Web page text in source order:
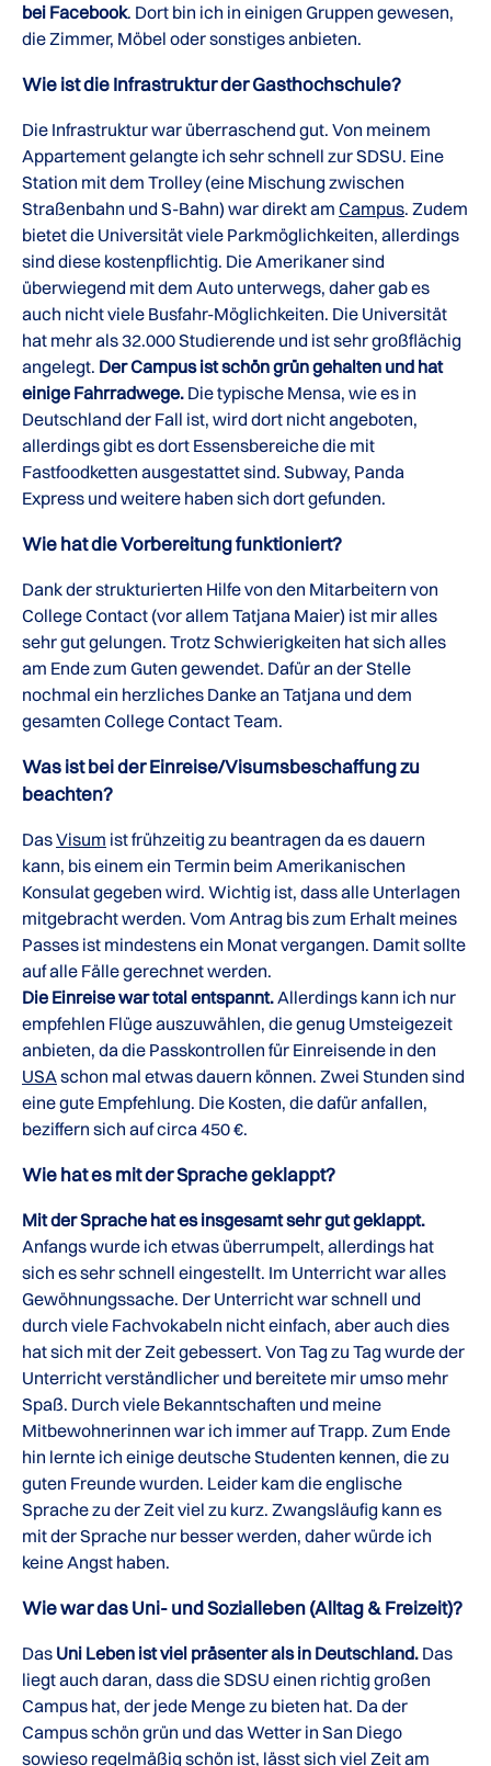
bei Facebook. Dort bin ich in einigen Gruppen gewesen,
die Zimmer, Möbel oder sonstiges anbieten.
Wie ist die Infrastruktur der Gasthochschule?
Die Infrastruktur war überraschend gut. Von meinem
Appartement gelangte ich sehr schnell zur SDSU. Eine
Station mit dem Trolley (eine Mischung zwischen
Straßenbahn und S-Bahn) war direkt am Campus. Zudem
bietet die Universität viele Parkmöglichkeiten, allerdings
sind diese kostenpflichtig. Die Amerikaner sind
überwiegend mit dem Auto unterwegs, daher gab es
auch nicht viele Busfahr-Möglichkeiten. Die Universität
hat mehr als 32.000 Studierende und ist sehr großflächig
angelegt. Der Campus ist schön grün gehalten und hat
einige Fahrradwege. Die typische Mensa, wie es in
Deutschland der Fall ist, wird dort nicht angeboten,
allerdings gibt es dort Essensbereiche die mit
Fastfoodketten ausgestattet sind. Subway, Panda
Express und weitere haben sich dort gefunden.
Wie hat die Vorbereitung funktioniert?
Dank der strukturierten Hilfe von den Mitarbeitern von
College Contact (vor allem Tatjana Maier) ist mir alles
sehr gut gelungen. Trotz Schwierigkeiten hat sich alles
am Ende zum Guten gewendet. Dafür an der Stelle
nochmal ein herzliches Danke an Tatjana und dem
gesamten College Contact Team.
Was ist bei der Einreise/Visumsbeschaffung zu
beachten?
DasVisum ist frühzeitig zu beantragen da es dauern
kann, bis einem ein Termin beim Amerikanischen
Konsulat gegeben wird. Wichtig ist, dass alle Unterlagen
mitgebracht werden. Vom Antrag bis zum Erhalt meines
Passes ist mindestens ein Monat vergangen. Damit sollte
auf alle Fälle gerechnet werden.
Die Einreise war total entspannt.Allerdings kann ich nur
empfehlen Flüge auszuwählen, die genug Umsteigezeit
anbieten, da die Passkontrollen für Einreisende in den
USAschon mal etwas dauern können. Zwei Stunden sind
eine gute Empfehlung. Die Kosten, die dafür anfallen,
beziffern sich auf circa 450 €.
Wie hat es mit der Sprache geklappt?
Mit der Sprache hat es insgesamt sehr gut geklappt.
Anfangs wurde ich etwas überrumpelt, allerdings hat
sich es sehr schnell eingestellt. Im Unterricht war alles
Gewöhnungssache. Der Unterricht war schnell und
durch viele Fachvokabeln nicht einfach, aber auch dies
hat sich mit der Zeit gebessert. Von Tag zu Tag wurde der
Unterricht verständlicher und bereitete mir umso mehr
Spaß. Durch viele Bekanntschaften und meine
Mitbewohnerinnen war ich immer auf Trapp. Zum Ende
hin lernte ich einige deutsche Studenten kennen, die zu
guten Freunde wurden. Leider kam die englische
Sprache zu der Zeit viel zu kurz. Zwangsläufig kann es
mit der Sprache nur besser werden, daher würde ich
keine Angst haben.
Wie war das Uni- und Sozialleben (Alltag & Freizeit)?
Das Uni Leben ist viel präsenter als in Deutschland. Das
liegt auch daran, dass die SDSU einen richtig großen
Campus hat, der jede Menge zu bieten hat. Da der
Campus schön grün und das Wetter in San Diego
sowieso regelmäßig schön ist, lässt sich viel Zeit am